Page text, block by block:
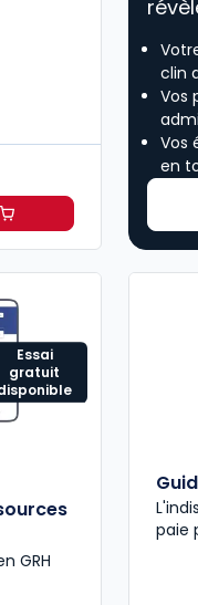
à 114,20 € HT/mois
clin
Vos
Vos
en
Essai
gratuit
GRH
paie